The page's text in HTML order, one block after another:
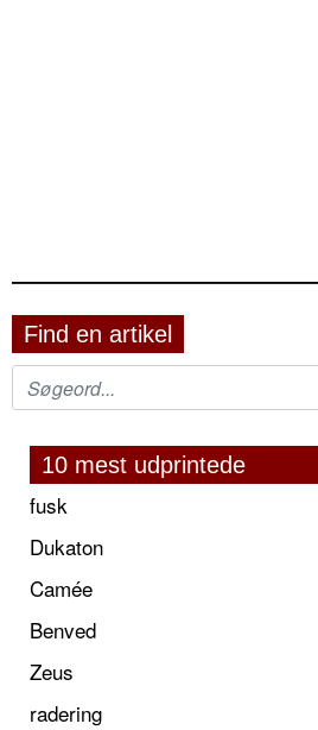
Find en artikel
10 mest udprintede
fusk
Dukaton
Camée
Benved
Zeus
radering